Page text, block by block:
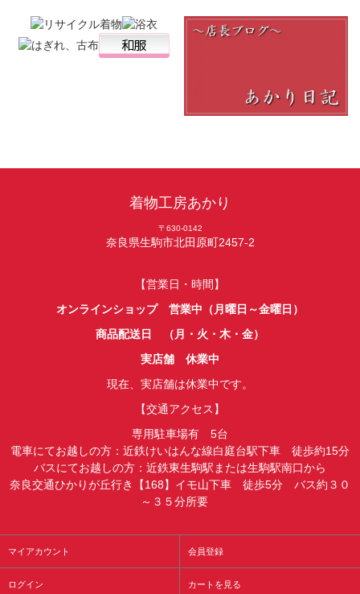
着物工房あかり
〒630-0142
奈良県生駒市北田原町2457-2
【営業日・時間】
オンラインショップ 営業中（月曜日～金曜日）
商品配送日 （月・火・木・金）
実店舗 休業中
現在、実店舗は休業中です。
【交通アクセス】
専用駐車場有 5台
電車にてお越しの方：近鉄けいはんな線白庭台駅下車 徒歩約15分
バスにてお越しの方：近鉄東生駒駅または生駒駅南口から
奈良交通ひかりが丘行き【168】イモ山下車 徒歩5分 バス約３０
～３５分所要
マイアカウント 会員登録
ログイン カートを見る